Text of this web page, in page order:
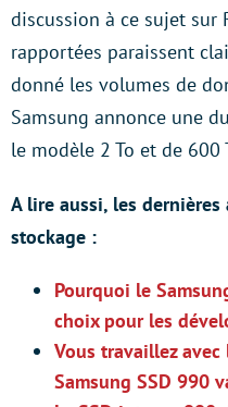
discussion à ce sujet sur
rapportées paraissent
donné les volumes de
Samsung annonce une
le modèle 2 To et de 600
A lire aussi, les
stockage :
Pourquoi le
choix pour les
Vous travaillez avec
Samsung SSD 990